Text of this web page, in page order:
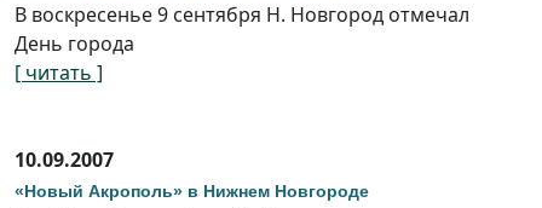
В воскресенье 9 сентября Н. Новгород отмечал
День города
[ читать ]
10.09.2007
«Новый Акрополь» в Нижнем Новгороде